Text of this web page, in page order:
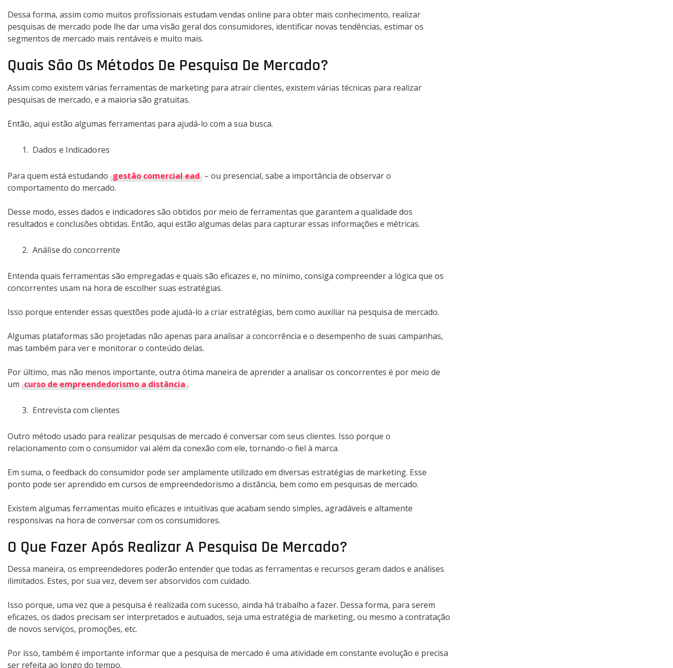
Dessa forma, assim como muitos profissionais estudam vendas online para obter mais conhecimento, realizar
pesquisas de mercado pode lhe dar uma visão geral dos consumidores, identificar novas tendências, estimar os
segmentos de mercado mais rentáveis ​​e muito mais.
Quais São Os Métodos De Pesquisa De Mercado?
Assim como existem várias ferramentas de marketing para atrair clientes, existem várias técnicas para realizar
pesquisas de mercado, e a maioria são gratuitas.
Então, aqui estão algumas ferramentas para ajudá-lo com a sua busca.
Dados e Indicadores
Para quem está estudando gestão comercial ead – ou presencial, sabe a importância de observar o
comportamento do mercado.
Desse modo, esses dados e indicadores são obtidos por meio de ferramentas que garantem a qualidade dos
resultados e conclusões obtidas. Então, aqui estão algumas delas para capturar essas informações e métricas.
Análise do concorrente
Entenda quais ferramentas são empregadas e quais são eficazes e, no mínimo, consiga compreender a lógica que os
concorrentes usam na hora de escolher suas estratégias.
Isso porque entender essas questões pode ajudá-lo a criar estratégias, bem como auxiliar na pesquisa de mercado.
Algumas plataformas são projetadas não apenas para analisar a concorrência e o desempenho de suas campanhas,
mas também para ver e monitorar o conteúdo delas.
Por último, mas não menos importante, outra ótima maneira de aprender a analisar os concorrentes é por meio de
um curso de empreendedorismo a distância .
Entrevista com clientes
Outro método usado para realizar pesquisas de mercado é conversar com seus clientes. Isso porque o
relacionamento com o consumidor vai além da conexão com ele, tornando-o fiel à marca.
Em suma, o feedback do consumidor pode ser amplamente utilizado em diversas estratégias de marketing. Esse
ponto pode ser aprendido em cursos de empreendedorismo a distância, bem como em pesquisas de mercado.
Existem algumas ferramentas muito eficazes e intuitivas que acabam sendo simples, agradáveis ​​e altamente
responsivas na hora de conversar com os consumidores.
O Que Fazer Após Realizar A Pesquisa De Mercado?
Dessa maneira, os empreendedores poderão entender que todas as ferramentas e recursos geram dados e análises
ilimitados. Estes, por sua vez, devem ser absorvidos com cuidado.
Isso porque, uma vez que a pesquisa é realizada com sucesso, ainda há trabalho a fazer. Dessa forma, para serem
eficazes, os dados precisam ser interpretados e autuados, seja uma estratégia de marketing, ou mesmo a contratação
de novos serviços, promoções, etc.
Por isso, também é importante informar que a pesquisa de mercado é uma atividade em constante evolução e precisa
ser refeita ao longo do tempo.